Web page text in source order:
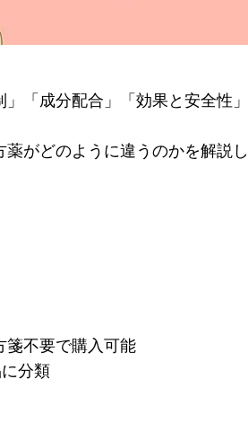
「成分配合」「効果と安全性
がどのように違うのかを解説
箋不要で購入可能
分類